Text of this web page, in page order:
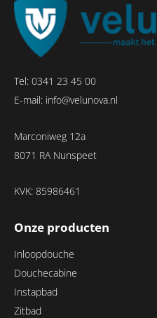
Tel: 0341 23 45 00
E-mail: info@velunova.nl
Marconiweg 12a
8071 RA Nunspeet
KVK: 85986461
Onze producten
Inloopdouche
Douchecabine
Instapbad
Zitbad